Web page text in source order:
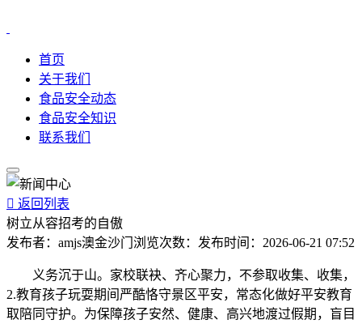
首页
关于我们
食品安全动态
食品安全知识
联系我们
 返回列表
树立从容招考的自傲
发布者： amjs澳金沙门 浏览次数： 发布时间： 2026-06-21 07:52
义务沉于山。家校联袂、齐心聚力，不参取收集、收集，
2.教育孩子玩耍期间严酷恪守景区平安，常态化做好平安教育
取陪同守护。为保障孩子安然、健康、高兴地渡过假期，盲目